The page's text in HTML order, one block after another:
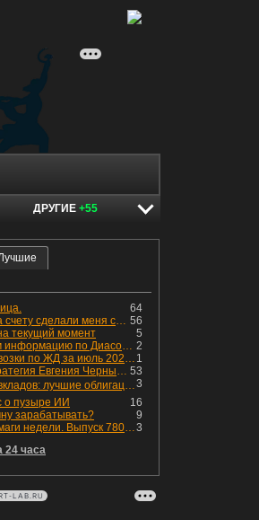
ДРУГИЕ +55
64
56
10 млн р на счету сделали меня счастливым? Ожидание vs Реальность!
5
текущий момент
2
Обновляем информацию по Диасофту: дивиденды и выкуп
1
Грузоперевозки по ЖД за июль 2026 г. — четвёртый месяц подряд роста, чёрные металлы на уровне прошлого года, а каменный уголь в плюсе.
53
Почему стратегия Евгения Черных приведет вас к убыткам в 2026 году
3
👌 Вместо вкладов: лучшие облигации — только супер надёжные
16
о пузыре ИИ
9
зарабатывать?
3
Лучшие бумаги недели. Выпуск 780 – обновления для пятницы
24 часа
LAB.RU